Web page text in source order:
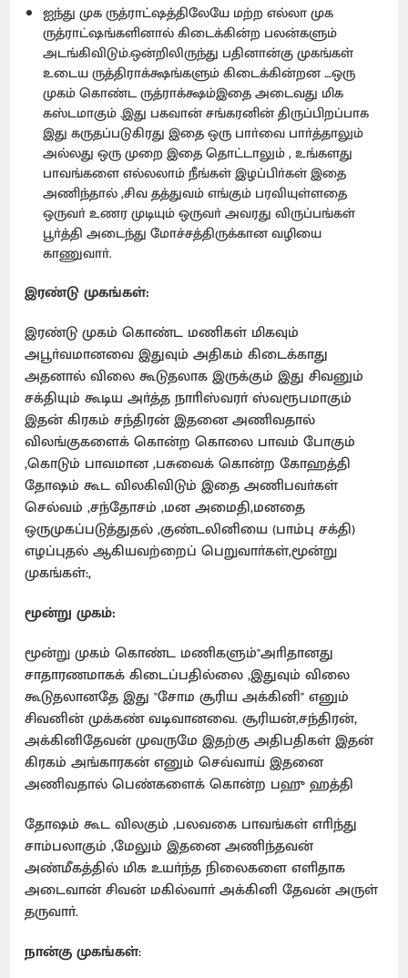
ஐந்து முக ருத்ராட்ஷத்திலேயே மற்ற எல்லா முக
ருத்ராட்ஷங்களினால் கிடைக்கின்ற பலன்களும்
அடங்கிவிடும்.ஒன்றிலிருந்து பதினான்கு முகங்கள்
உடைய ருத்திராக்க்ஷங்களும் கிடைக்கின்றன ....ஒரு
முகம் கொண்ட ருத்ராக்க்ஷம்இதை அடைவது மிக
கஸ்டமாகும் .இது பகவான் சங்கரனின் திருப்பிறப்பாக
இது கருதப்படுகிரது இதை ஒரு பாா்வை பாா்த்தாலும்
அல்லது ஒரு முறை இதை தொட்டாலும் , உங்களது
பாவங்களை எல்லலாம் நீங்கள் இழப்பிா்கள் இதை
அணிந்தால் ,சிவ தத்துவம் எங்கும் பரவியுள்ளதை
ஒருவா் உணர முடியும் ஒருவா் அவரது விருப்பங்கள்
பூா்த்தி அடைந்து மோச்சத்திருக்கான வழியை
காணுவாா்.
இரண்டு முகங்கள்:
இரண்டு முகம் கொண்ட மணிகள் மிகவும்
அபூா்வமானவை இதுவும் அதிகம் கிடைக்காது
அதனால் விலை கூடுதலாக இருக்கும் இது சிவனும்
சக்தியும் கூடிய அா்த்த நாாிஸ்வரா் ஸ்வரூபமாகும்
இதன் கிரகம் சந்திரன் இதனை அணிவதால்
விலங்குகளைக் கொன்ற கொலை பாவம் போகும்
,கொடும் பாவமான ,பசுவைக் கொன்ற கோஹத்தி
தோஷம் கூட விலகிவிடும் இதை அணிபவா்கள்
செல்வம் ,சந்தோசம் ,மன அமைதி,மனதை
ஒருமுகப்படுத்துதல் ,குண்டலினியை (பாம்பு சக்தி)
எழப்புதல் ஆகியவற்றைப் பெறுவாா்கள்,மூன்று
முகங்கள்:,
மூன்று முகம்:
மூன்று முகம் கொண்ட மணிகளும்"அாிதானது
சாதாரணமாகக் கிடைப்பதில்லை ,இதுவும் விலை
கூடுதலானதே இது "சோம சூரிய அக்கினி" எனும்
சிவனின் முக்கண் வடிவானவை. சூரியன்,சந்திரன்,
அக்கினிதேவன் முவருமே இதற்கு அதிபதிகள் இதன்
கிரகம் அங்காரகன் எனும் செவ்வாய் இதனை
அணிவதால் பெண்களைக் கொன்ற பஹு ஹத்தி
தோஷம் கூட விலகும் ,பலவகை பாவங்கள் எாிந்து
சாம்பலாகும் ,மேலும் இதனை அணிந்தவன்
அண்மீகத்தில் மிக உயா்ந்த நிலைகளை எளிதாக
அடைவான் சிவன் மகில்வாா் அக்கினி தேவன் அருள்
தருவாா்.
நான்கு முகங்கள்: